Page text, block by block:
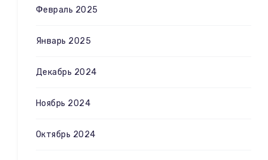
Февраль 2025
Январь 2025
Декабрь 2024
Ноябрь 2024
Октябрь 2024